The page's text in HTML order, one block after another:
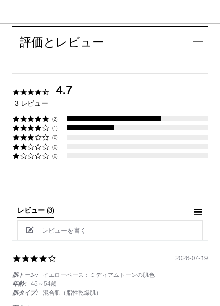
評価とレビュー
4.74.7
3 レビュー
(2)
(1)
(0)
(0)
(0)
レビュー (3)
レビューを書く
rating
肌トーン:
イエローベース：ミディアムトーンの肌色
年齢:
45～54歳
肌タイプ:
混合肌（脂性乾燥肌）
2026-07-19